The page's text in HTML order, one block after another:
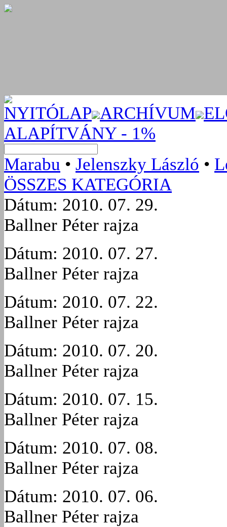
NYITÓLAP ARCHÍVUM
ALAPÍTVÁNY - 1%
Marabu • Jelenszky László •
ÖSSZES KATEGÓRIA
Dátum: 2010. 07. 29.
Ballner Péter rajza
Dátum: 2010. 07. 27.
Ballner Péter rajza
Dátum: 2010. 07. 22.
Ballner Péter rajza
Dátum: 2010. 07. 20.
Ballner Péter rajza
Dátum: 2010. 07. 15.
Ballner Péter rajza
Dátum: 2010. 07. 08.
Ballner Péter rajza
Dátum: 2010. 07. 06.
Ballner Péter rajza